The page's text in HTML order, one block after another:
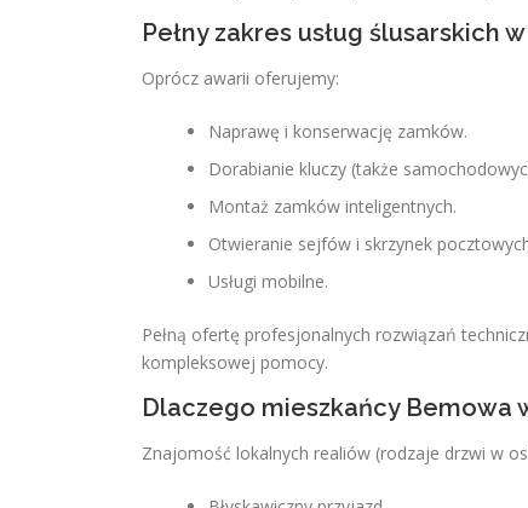
Pełny zakres usług ślusarskich
Oprócz awarii oferujemy:
Naprawę i konserwację zamków.
Dorabianie kluczy (także
Montaż zamków inteligentnych.
Otwieranie sejfów i skrzynek
Usługi mobilne.
Pełną ofertę profesjonalnych rozwiązań
kompleksowej pomocy.
Dlaczego mieszkańcy Bemowa
Znajomość lokalnych realiów (rodzaje drzwi w